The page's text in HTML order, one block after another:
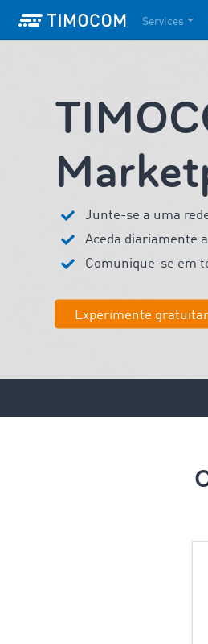
Services
Junte-se a uma
Aceda diariamente
Comunique-se em
Experimente